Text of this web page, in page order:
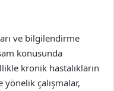
ve bilgilendirme
konusunda
kronik hastalıkların
çalışmalar,